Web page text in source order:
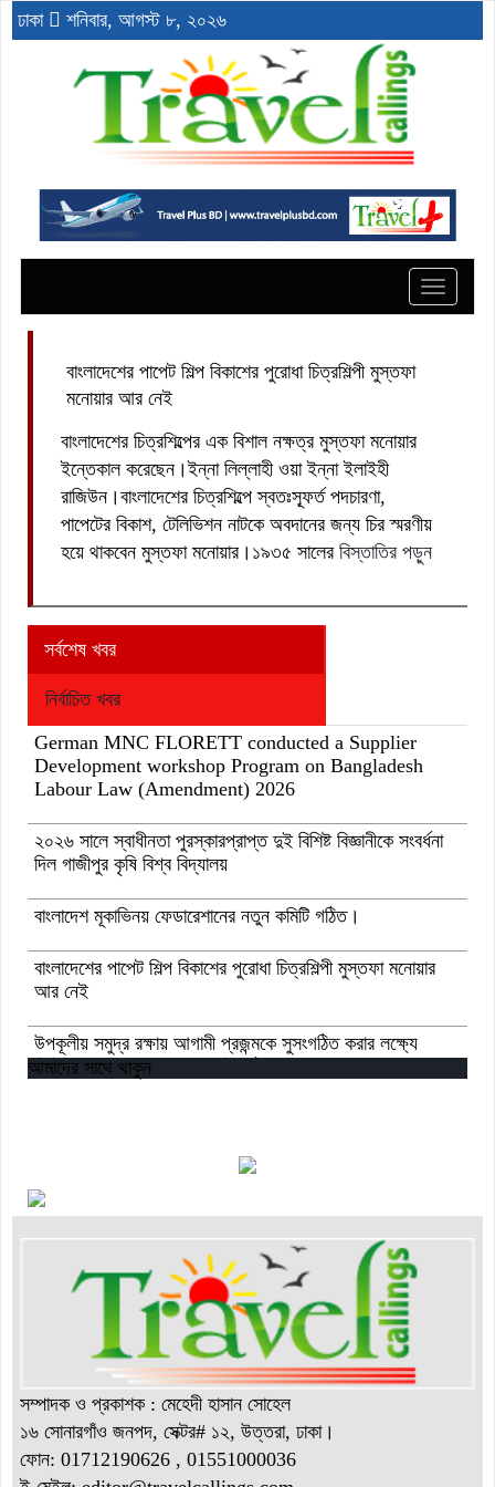
ঢাকা শনিবার, আগস্ট ৮, ২০২৬
Toggle
বাংলাদেশের পাপেট শিল্প বিকাশের পুরোধা চিত্রশিল্পী মুস্তফা
মনোয়ার আর নেই
বাংলাদেশের চিত্রশিল্পের এক বিশাল নক্ষত্র মুস্তফা মনোয়ার
ইন্তেকাল করেছেন।ইন্না লিল্লাহী ওয়া ইন্না ইলাইহী
রাজিউন।বাংলাদেশের চিত্রশিল্পে স্বতঃস্ফূর্ত পদচারণা,
পাপেটের বিকাশ, টেলিভিশন নাটকে অবদানের জন্য চির স্মরণীয়
হয়ে থাকবেন মুস্তফা মনোয়ার।১৯৩৫ সালের বিস্তাতির পড়ুন
সর্বশেষ খবর
নির্বাচিত খবর
German MNC FLORETT conducted a Supplier
Development workshop Program on Bangladesh
Labour Law (Amendment) 2026
২০২৬ সালে স্বাধীনতা পুরস্কারপ্রাপ্ত দুই বিশিষ্ট বিজ্ঞানীকে সংবর্ধনা
দিল গাজীপুর কৃষি বিশ্ব বিদ্যালয়
বাংলাদেশ মূকাভিনয় ফেডারেশানের নতুন কমিটি গঠিত।
বাংলাদেশের পাপেট শিল্প বিকাশের পুরোধা চিত্রশিল্পী মুস্তফা মনোয়ার
আর নেই
উপকূলীয় সমুদ্র রক্ষায় আগামী প্রজন্মকে সুসংগঠিত করার লক্ষ্যে
ডিজিটাল ‘ইউথ ফর ওশান’ প্ল্যাটফর্ম’-এর সুচনা
আমাদের সাথে থাকুন
সম্পাদক ও প্রকাশক : মেহেদী হাসান সোহেল
১৬ সোনারগাঁও জনপদ, সেক্টর# ১২, উত্তরা, ঢাকা।
ফোন: 01712190626 , 01551000036